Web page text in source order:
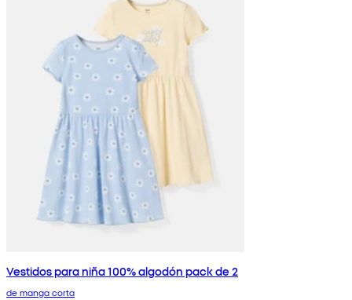
Vestidos para niña 100% algodón pack de 2
de manga corta